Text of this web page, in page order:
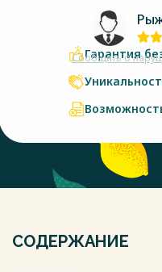
Сообщить о
Гарантия
СОДЕРЖАНИЕ